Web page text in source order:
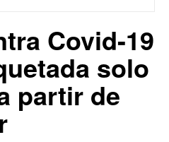
Covid-19
solo
partir de